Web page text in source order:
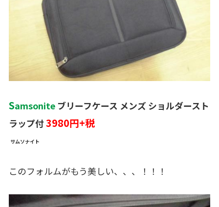
Samsoniteブリーフケース メンズ ショルダースト
ラップ付3980円+税
サムソナイト
このフォルムがもう美しい、、、！！！